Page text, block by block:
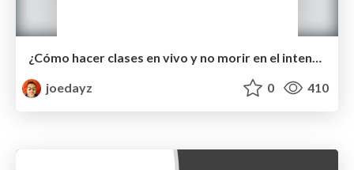
¿Cómo hacer clases en vivo y no morir en el intento?
joedayz
0 410